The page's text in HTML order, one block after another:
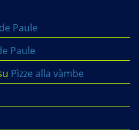
Paule
Paule
Pìzze alla vàmbe